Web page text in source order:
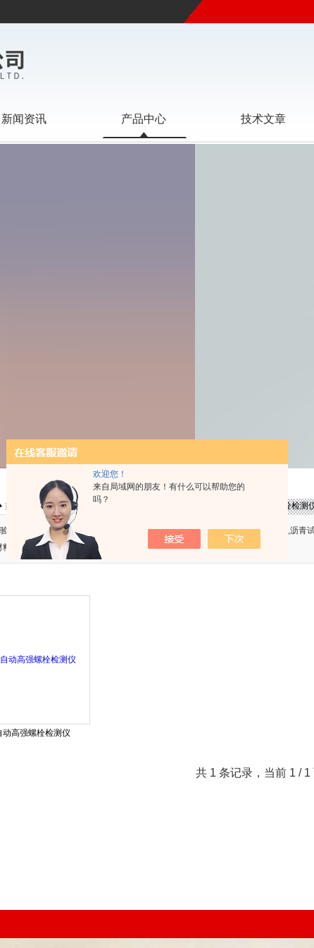
欢迎您！
来自局域网的朋友！有什么可以帮助您的
吗？
新闻资讯 产品中心 技术文章
PRODUCT 首页 产品中心 新标准全自动高强螺栓检测
仪器有限公司主要产品500T反力框架,千斤顶校验仪,反力架,混凝土试验仪器,沥
试验机等。
动高强螺栓检测仪
共 1 条记录，当前 1 /